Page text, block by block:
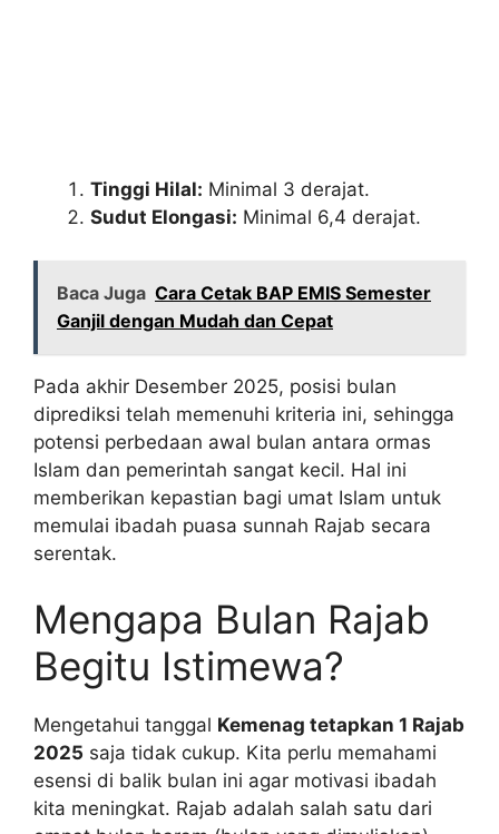
Tinggi Hilal: Minimal 3 derajat.
Sudut Elongasi: Minimal 6,4 derajat.
Baca Juga Cara Cetak BAP EMIS Semester
Ganjil dengan Mudah dan Cepat
Pada akhir Desember 2025, posisi bulan
diprediksi telah memenuhi kriteria ini, sehingga
potensi perbedaan awal bulan antara ormas
Islam dan pemerintah sangat kecil. Hal ini
memberikan kepastian bagi umat Islam untuk
memulai ibadah puasa sunnah Rajab secara
serentak.
Mengapa Bulan Rajab
Begitu Istimewa?
Mengetahui tanggal Kemenag tetapkan 1 Rajab
2025 saja tidak cukup. Kita perlu memahami
esensi di balik bulan ini agar motivasi ibadah
kita meningkat. Rajab adalah salah satu dari